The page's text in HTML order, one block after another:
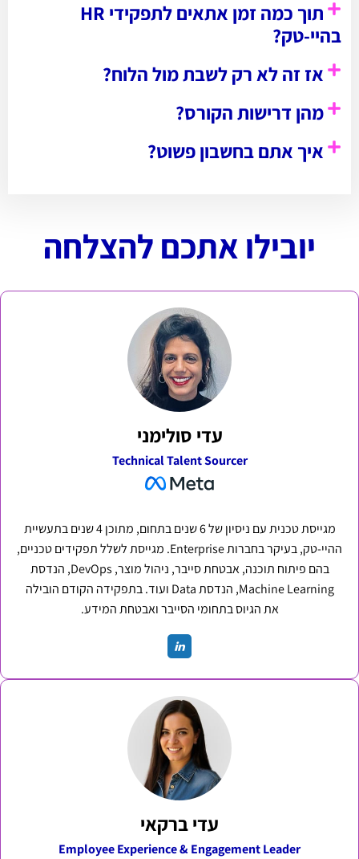
תוך כמה זמן אתאים לתפקידי HR
בהיי-טק?
אז זה לא רק לשבת מול הלוח?
מהן דרישות הקורס?
איך אתם בחשבון פשוט?
יובילו אתכם להצלחה
עדי סולימני
Technical Talent Sourcer
מגייסת טכנית עם ניסיון של 6 שנים בתחום, מתוכן 4 שנים בתעשיית
ההיי-טק, בעיקר בחברות Enterprise. מגייסת לשלל תפקידים טכניים,
בהם פיתוח תוכנה, אבטחת סייבר, ניהול מוצר, DevOps, הנדסת
Machine Learning, הנדסת Data ועוד. בתפקידה הקודם הובילה
את הגיוס בתחומי הסייבר ואבטחת המידע.
עדי ברקאי
Employee Experience & Engagement Leader